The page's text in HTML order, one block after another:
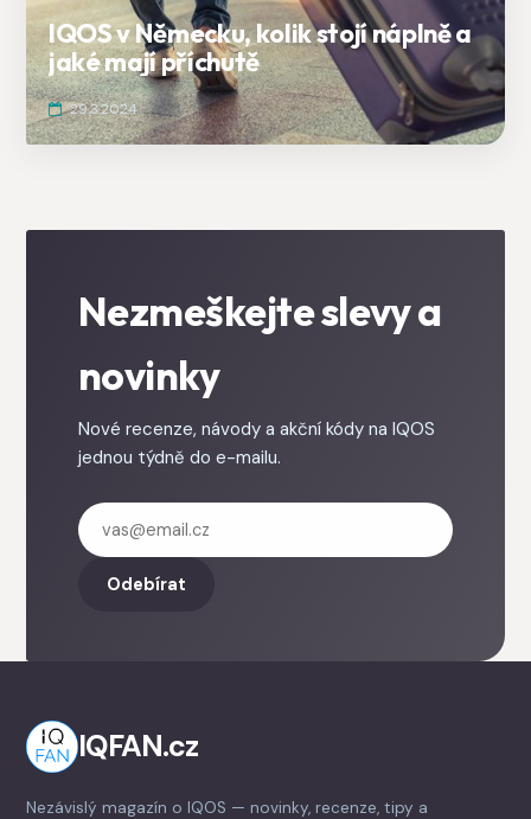
IQOS v Německu, kolik stojí náplně a
jaké mají příchutě
29.3.2024
Nezmeškejte slevy a
novinky
Nové recenze, návody a akční kódy na IQOS
jednou týdně do e-mailu.
Odebírat
IQFAN.cz
Nezávislý magazín o IQOS — novinky, recenze, tipy a